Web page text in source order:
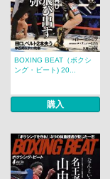
BOXING BEAT（ボクシ
ング・ビート) 20...
購入